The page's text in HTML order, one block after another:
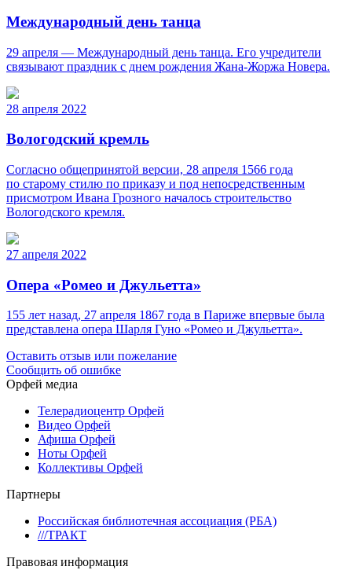
Международный день танца
29 апреля — Международный день танца. Его учредители
связывают праздник с днем рождения Жана-Жоржа Новера.
28 апреля 2022
Вологодский кремль
Согласно общепринятой версии, 28 апреля 1566 года
по старому стилю по приказу и под непосредственным
присмотром Ивана Грозного началось строительство
Вологодского кремля.
27 апреля 2022
Опера «Ромео и Джульетта»
155 лет назад, 27 апреля 1867 года в Париже впервые была
представлена опера Шарля Гуно «Ромео и Джульетта».
Оставить отзыв или пожелание
Сообщить об ошибке
Орфей медиа
Телерадиоцентр Орфей
Видео Орфей
Афиша Орфей
Ноты Орфей
Коллективы Орфей
Партнеры
Российская библиотечная ассоциация (РБА)
///ТРАКТ
Правовая информация